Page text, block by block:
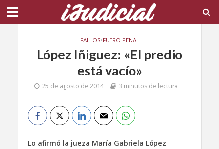
FALLOS•FUERO PENAL
López Iñiguez: «El predio
está vacío»
25 de agosto de 2014 3 minutos de lectura
Lo afirmó la jueza María Gabriela López